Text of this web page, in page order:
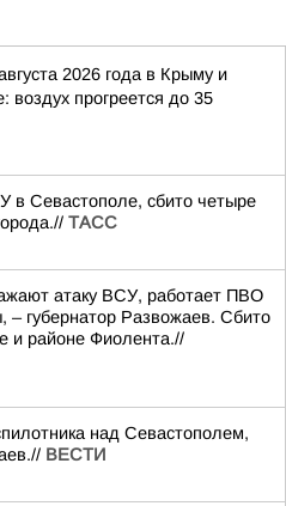
2026 года в Крыму и
воздух прогреется до 35
в Севастополе, сбито четыре
ТАСС
атаку ВСУ, работает ПВО
– губернатор Развожаев. Сбито
и районе Фиолента.//
над Севастополем,
ВЕСТИ